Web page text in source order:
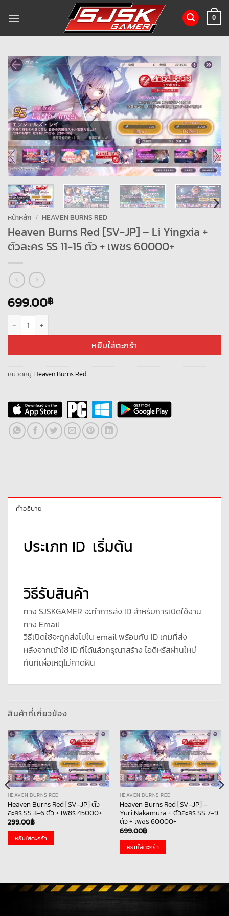
0
หน้าหลัก / HEAVEN BURNS RED
Heaven Burns Red [SV-JP] – Li Yingxia +
ตัวละคร SS 11-15 ตัว + เพชร 60000+
699.00฿
จำนวน Heaven Burns Red [SV-JP] - Li Yingxia + ตัวละคร SS 11-15 ตัว +
หยิบใส่ตะกร้า
หมวดหมู่: Heaven Burns Red
คำอธิบาย
ประเภท ID เริ่มต้น
วิธีรับสินค้า
ทาง SJSKGAMER จะทำการส่ง ID สำหรับการเปิดใช้งาน
ทาง Email
วิธีเปิดใช้จะถูกส่งไปใน email พร้อมกับ ID เกมที่ส่ง
หลังจากเข้าใช้ ID ที่ได้แล้วกรุณาสร้าง ไอดีหรัสผ่านใหม่
ทันทีเผื่อเหตุไม่คาดฝัน
สินค้าที่เกี่ยวข้อง
HEAVEN BURNS RED
Heaven Burns Red [SV-JP] ตัว
ละคร SS 3-6 ตัว + เพชร 45000+
299.00฿
หยิบใส่ตะกร้า
HEAVEN BURNS RED
Heaven Burns Red [SV-JP] –
Yuri Nakamura + ตัวละคร SS 7-9
ตัว + เพชร 60000+
699.00฿
หยิบใส่ตะกร้า